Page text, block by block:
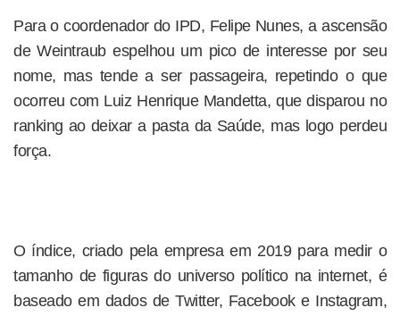
Para o coordenador do IPD, Felipe Nunes, a ascensão
de Weintraub espelhou um pico de interesse por seu
nome, mas tende a ser passageira, repetindo o que
ocorreu com Luiz Henrique Mandetta, que disparou no
ranking ao deixar a pasta da Saúde, mas logo perdeu
força.
O índice, criado pela empresa em 2019 para medir o
tamanho de figuras do universo político na internet, é
baseado em dados de Twitter, Facebook e Instagram,